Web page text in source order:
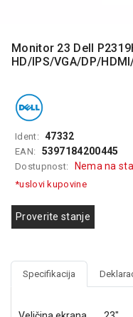
RAČUNARSKE
KOMPONENTE
PERIFERIJE
EELEKTRO
ZAŠTITA
SISTEMI
FOTOKOPIRI
Monitor 23 Dell
HD/IPS/VGA/DP/
Ident: 47332
EAN: 5397184200445
Dostupnost: Nema na
*uslovi kupovine
Proverite stanje
Specifikacija